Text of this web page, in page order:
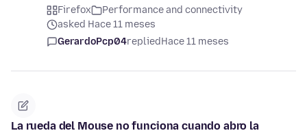
Firefox
Performance and connectivity
asked Hace 11 meses
GerardoPcp04repliedHace 11 meses
La rueda del Mouse no funciona cuando abro la